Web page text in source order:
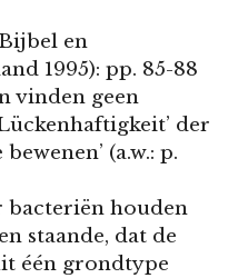
en
1995): pp. 85-88
vinden geen
der
(a.w.: p.
bacteriën houden
staande, dat de
één grondtype